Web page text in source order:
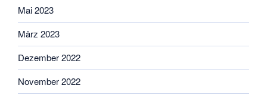
Mai 2023
März 2023
Dezember 2022
November 2022